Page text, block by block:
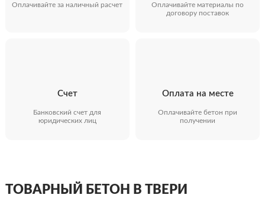
Оплачивайте за наличный расчет
Оплачивайте материалы по
договору поставок
Счет
Банковский счет для
юридических лиц
Оплата на месте
Оплачивайте бетон при
получении
ТОВАРНЫЙ БЕТОН В ТВЕРИ